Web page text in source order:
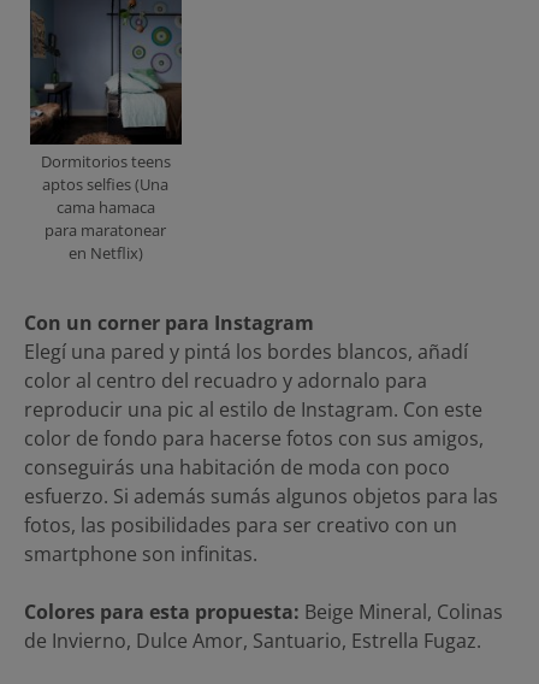
Dormitorios teens
aptos selfies (Una
cama hamaca
para maratonear
en Netflix)
Con un corner para Instagram
Elegí una pared y pintá los bordes blancos, añadí
color al centro del recuadro y adornalo para
reproducir una pic al estilo de Instagram. Con este
color de fondo para hacerse fotos con sus amigos,
conseguirás una habitación de moda con poco
esfuerzo. Si además sumás algunos objetos para las
fotos, las posibilidades para ser creativo con un
smartphone son infinitas.
Colores para esta propuesta: Beige Mineral, Colinas
de Invierno, Dulce Amor, Santuario, Estrella Fugaz.